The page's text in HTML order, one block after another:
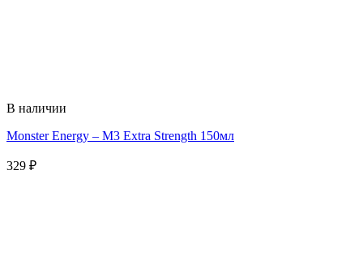
В наличии
Monster Energy – M3 Extra Strength 150мл
329 ₽